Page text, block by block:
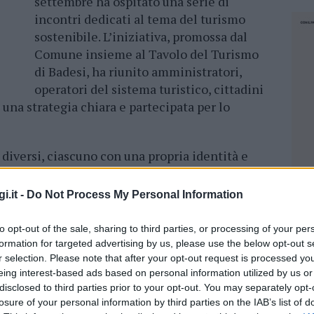
- Do Not Process My Personal Information
opt-out of the sale, sharing to third parties, or processing of your
for targeted advertising by us, please use the below opt-out
selection. Please note that after your opt-out request is processed
interest-based ads based on personal information utilized by us
to third parties prior to your opt-out. You may separately
of your personal information by third parties on the IAB’s list of
incontri dedicati al tema del turismo
sostenibile. L’iniziativa, promossa dal
Comune insieme al Tavolo del Turismo
di Badesi, ha riunito amministratori,
operatori del sistema turistico, cittadini
strategia chiara e partecipata per lo
ciascuno con una propria identità e
comune: immaginare e costruire
in armonia con l’ambiente, la cultura e la
.
mercoledì 17 settembre presso il Resort Le
di un incontro introduttivo, utile a